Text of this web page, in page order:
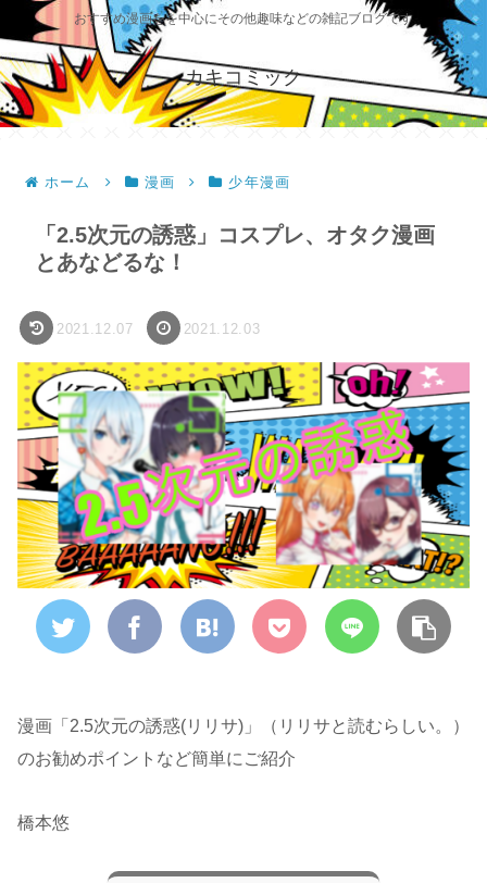
おすすめ漫画をを中心にその他趣味などの雑記ブログです
カキコミック
ホーム 漫画 少年漫画
「2.5次元の誘惑」コスプレ、オタク漫画
とあなどるな！
2021.12.07 2021.12.03
漫画「2.5次元の誘惑(リリサ)」（リリサと読むらしい。）
のお勧めポイントなど簡単にご紹介
橋本悠